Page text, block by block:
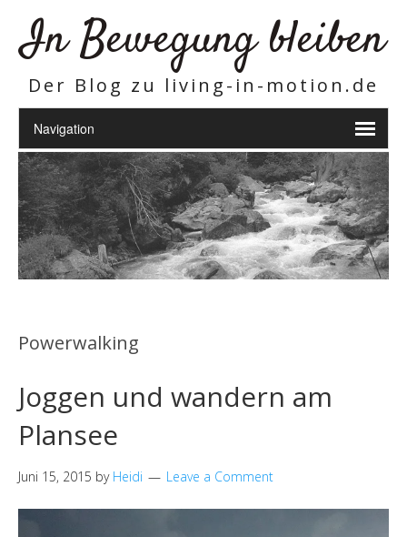
In Bewegung bleiben
Der Blog zu living-in-motion.de
Powerwalking
Joggen und wandern am
Plansee
Juni 15, 2015 by Heidi Leave a Comment